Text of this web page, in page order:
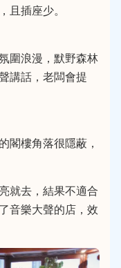
且插座少。
圍浪漫，默野森林
講話，老闆會提
閣樓角落很隱蔽，
就去，結果不適合
音樂大聲的店，效